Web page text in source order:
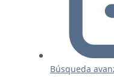
Búsqueda